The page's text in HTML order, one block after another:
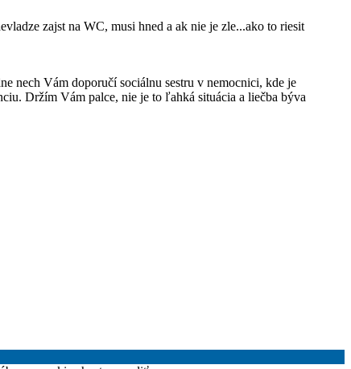
zajst na WC, musi hned a ak nie je zle...ako to riesit
nech Vám doporučí sociálnu sestru v nemocnici, kde je
Držím Vám palce, nie je to ľahká situácia a liečba býva